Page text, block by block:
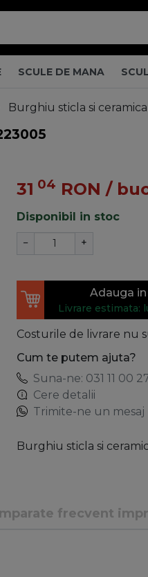
SCULE DE MANA
Burghiu sticla si
31 04 RON /
Disponibil in stoc
− +
Adauga
Livrare estimata:
Costurile de livrare nu
Cum te putem ajuta?
Suna-ne: 031 11 00
Cere detalii
Trimite-ne un mesaj
Burghiu sticla si
frecvent